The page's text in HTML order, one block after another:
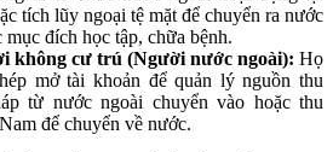
tích lũy ngoại tệ mặt để chuyển ra nước
mục đích học tập, chữa bệnh.
không cư trú (Người nước ngoài): Họ
mở tài khoản để quản lý nguồn thu
từ nước ngoài chuyển vào hoặc thu
để chuyển về nước.